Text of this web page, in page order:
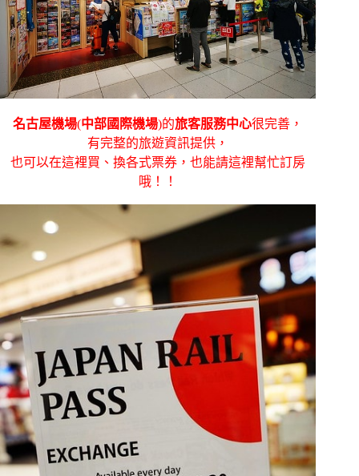
名古屋機場(中部國際機場)的旅客服務中心很完善，
有完整的旅遊資訊提供，
也可以在這裡買、換各式票券，也能請這裡幫忙訂房
哦！！